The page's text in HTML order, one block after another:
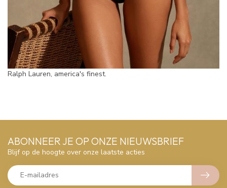
Ralph Lauren, america's finest.
ABONNEER JE OP ONZE NIEUWSBRIEF
Blijf op de hoogte over onze laatste acties